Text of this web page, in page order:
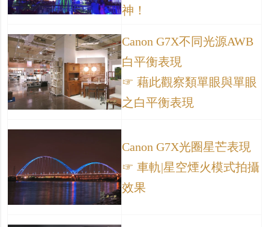
神！
Canon G7X不同光源AWB
白平衡表現
☞ 藉此觀察類單眼與單眼
之白平衡表現
Canon G7X光圈星芒表現
☞ 車軌|星空煙火模式拍攝
效果